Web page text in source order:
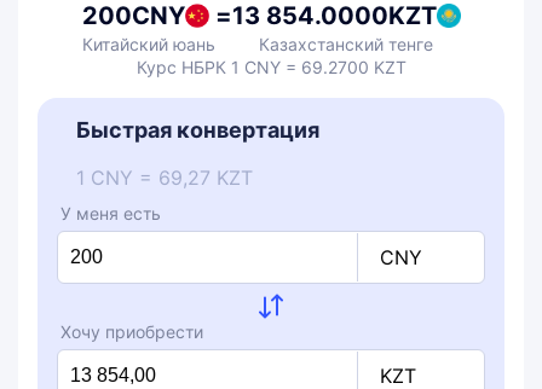
200CNY
Китайский юань
=13 854.0000KZT
Казахстанский тенге
Курс НБРК 1 CNY = 69.2700 KZT
Быстрая конвертация
1 CNY = 69,27 KZT
У меня есть
CNY
Хочу приобрести
KZT